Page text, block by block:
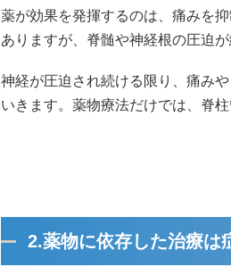
薬が効果を発揮するのは、痛みを
ありますが、脊髄や神経根の圧迫
神経が圧迫され続ける限り、痛み
いきます。薬物療法だけでは、脊
2.薬物に依存した治療は